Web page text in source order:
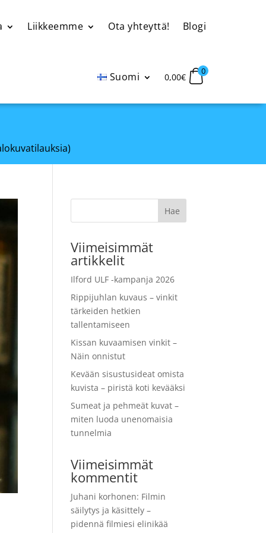
Liikkeemme Ota yhteyttä! Blogi
Suomi 0,00€
0
Viimeisimmät
artikkelit
Ilford ULF -kampanja 2026
Rippijuhlan kuvaus – vinkit
tärkeiden hetkien
tallentamiseen
Kissan kuvaamisen vinkit –
Näin onnistut
Kevään sisustusideat omista
kuvista – piristä koti kevääksi
Sumeat ja pehmeät kuvat –
miten luoda unenomaisia
tunnelmia
Viimeisimmät
kommentit
Juhani korhonen: Filmin
säilytys ja käsittely –
pidennä filmiesi elinikää